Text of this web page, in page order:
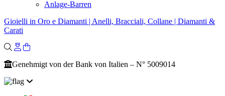
Anlage-Barren
Gioielli in Oro e Diamanti | Anelli, Bracciali, Collane | Diamanti &
Carati
Genehmigt von der Bank von Italien – N° 5009014